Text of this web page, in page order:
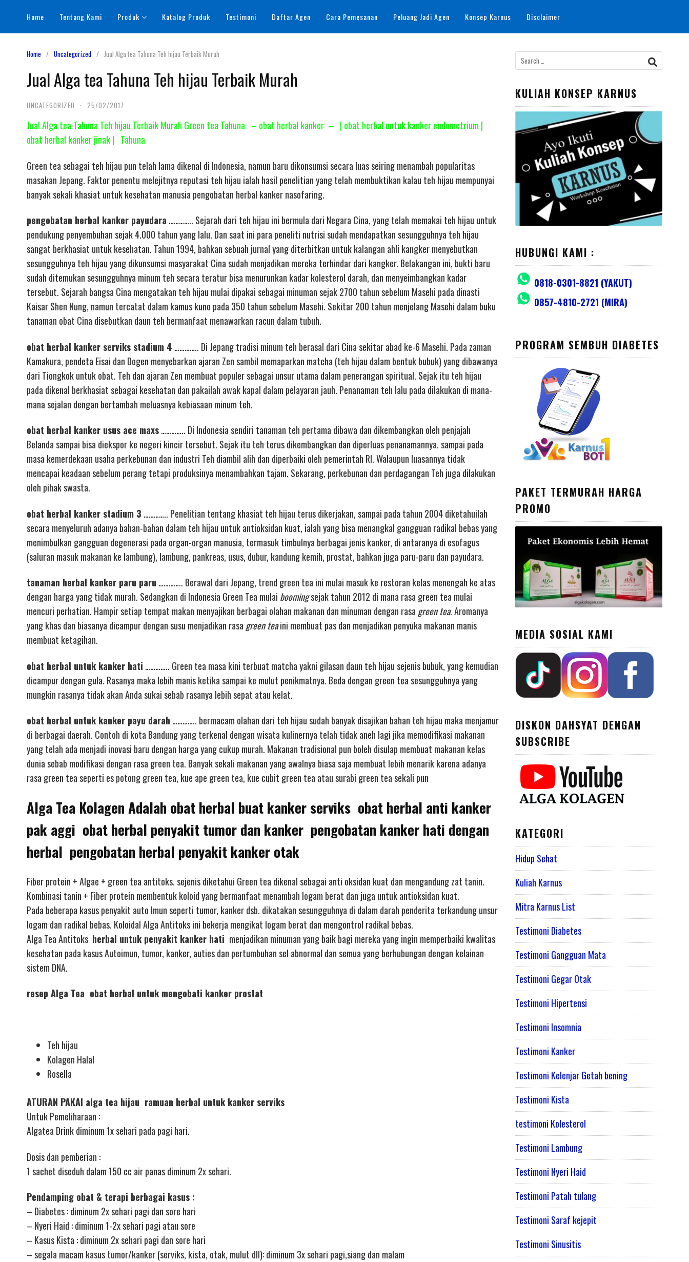
content
Home Tentang Kami Produk Katalog Produk Testimoni Daftar Agen Cara Pemesanan Peluang Jadi Agen Konsep Karnus Disclaimer
Home Uncategorized Jual Alga tea Tahuna Teh hijau Terbaik Murah
Jual Alga tea Tahuna Teh hijau Terbaik Murah
UNCATEGORIZED · 25/02/2017
Jual Alga tea Tahuna Teh hijau Terbaik Murah Green tea Tahuna – obat herbal kanker – | obat herbal untuk kanker endometrium |
obat herbal kanker jinak | Tahuna
Green tea sebagai teh hijau pun telah lama dikenal di Indonesia, namun baru dikonsumsi secara luas seiring menambah popularitas
masakan Jepang. Faktor penentu melejitnya reputasi teh hijau ialah hasil penelitian yang telah membuktikan kalau teh hijau mempunyai
banyak sekali khasiat untuk kesehatan manusia pengobatan herbal kanker nasofaring.
pengobatan herbal kanker payudara ………….. Sejarah dari teh hijau ini bermula dari Negara Cina, yang telah memakai teh hijau untuk
pendukung penyembuhan sejak 4.000 tahun yang lalu. Dan saat ini para peneliti nutrisi sudah mendapatkan sesungguhnya teh hijau
sangat berkhasiat untuk kesehatan. Tahun 1994, bahkan sebuah jurnal yang diterbitkan untuk kalangan ahli kangker menyebutkan
sesungguhnya teh hijau yang dikunsumsi masyarakat Cina sudah menjadikan mereka terhindar dari kangker. Belakangan ini, bukti baru
sudah ditemukan sesungguhnya minum teh secara teratur bisa menurunkan kadar kolesterol darah, dan menyeimbangkan kadar
tersebut. Sejarah bangsa Cina mengatakan teh hijau mulai dipakai sebagai minuman sejak 2700 tahun sebelum Masehi pada dinasti
Kaisar Shen Nung, namun tercatat dalam kamus kuno pada 350 tahun sebelum Masehi. Sekitar 200 tahun menjelang Masehi dalam buku
tanaman obat Cina disebutkan daun teh bermanfaat menawarkan racun dalam tubuh.
obat herbal kanker serviks stadium 4 ………….. Di Jepang tradisi minum teh berasal dari Cina sekitar abad ke-6 Masehi. Pada zaman
Kamakura, pendeta Eisai dan Dogen menyebarkan ajaran Zen sambil memaparkan matcha (teh hijau dalam bentuk bubuk) yang dibawanya
dari Tiongkok untuk obat. Teh dan ajaran Zen membuat populer sebagai unsur utama dalam penerangan spiritual. Sejak itu teh hijau
pada dikenal berkhasiat sebagai kesehatan dan pakailah awak kapal dalam pelayaran jauh. Penanaman teh lalu pada dilakukan di mana-
mana sejalan dengan bertambah meluasnya kebiasaan minum teh.
obat herbal kanker usus ace maxs………….. Di Indonesia sendiri tanaman teh pertama dibawa dan dikembangkan oleh penjajah
Belanda sampai bisa diekspor ke negeri kincir tersebut. Sejak itu teh terus dikembangkan dan diperluas penanamannya. sampai pada
masa kemerdekaan usaha perkebunan dan industri Teh diambil alih dan diperbaiki oleh pemerintah RI. Walaupun luasannya tidak
mencapai keadaan sebelum perang tetapi produksinya menambahkan tajam. Sekarang, perkebunan dan perdagangan Teh juga dilakukan
oleh pihak swasta.
obat herbal kanker stadium 3 ………….. Penelitian tentang khasiat teh hijau terus dikerjakan, sampai pada tahun 2004 diketahuilah
secara menyeluruh adanya bahan-bahan dalam teh hijau untuk antioksidan kuat, ialah yang bisa menangkal gangguan radikal bebas yang
menimbulkan gangguan degenerasi pada organ-organ manusia, termasuk timbulnya berbagai jenis kanker, di antaranya di esofagus
(saluran masuk makanan ke lambung), lambung, pankreas, usus, dubur, kandung kemih, prostat, bahkan juga paru-paru dan payudara.
tanaman herbal kanker paru paru ………….. Berawal dari Jepang, trend green tea ini mulai masuk ke restoran kelas menengah ke atas
dengan harga yang tidak murah. Sedangkan di Indonesia Green Tea mulai boomingsejak tahun 2012 di mana rasa green tea mulai
mencuri perhatian. Hampir setiap tempat makan menyajikan berbagai olahan makanan dan minuman dengan rasa green tea. Aromanya
yang khas dan biasanya dicampur dengan susu menjadikan rasa green teaini membuat pas dan menjadikan penyuka makanan manis
membuat ketagihan.
obat herbal untuk kanker hati ………….. Green tea masa kini terbuat matcha yakni gilasan daun teh hijau sejenis bubuk, yang kemudian
dicampur dengan gula. Rasanya maka lebih manis ketika sampai ke mulut penikmatnya. Beda dengan green tea sesungguhnya yang
mungkin rasanya tidak akan Anda sukai sebab rasanya lebih sepat atau kelat.
obat herbal untuk kanker payu darah ………….. bermacam olahan dari teh hijau sudah banyak disajikan bahan teh hijau maka menjamur
di berbagai daerah. Contoh di kota Bandung yang terkenal dengan wisata kulinernya telah tidak aneh lagi jika memodifikasi makanan
yang telah ada menjadi inovasi baru dengan harga yang cukup murah. Makanan tradisional pun boleh disulap membuat makanan kelas
dunia sebab modifikasi dengan rasa green tea. Banyak sekali makanan yang awalnya biasa saja membuat lebih menarik karena adanya
rasa green tea seperti es potong green tea, kue ape green tea, kue cubit green tea atau surabi green tea sekali pun
Alga Tea Kolagen Adalah obat herbal buat kanker serviks obat herbal anti kanker
pak aggi obat herbal penyakit tumor dan kanker pengobatan kanker hati dengan
herbal pengobatan herbal penyakit kanker otak
Fiber protein + Algae + green tea antitoks. sejenis diketahui Green tea dikenal sebagai anti oksidan kuat dan mengandung zat tanin.
Kombinasi tanin + Fiber protein membentuk koloid yang bermanfaat menambah logam berat dan juga untuk antioksidan kuat.
Pada beberapa kasus penyakit auto Imun seperti tumor, kanker dsb. dikatakan sesungguhnya di dalam darah penderita terkandung unsur
logam dan radikal bebas. Koloidal Alga Antitoks ini bekerja mengikat logam berat dan mengontrol radikal bebas.
Alga Tea Antitoks herbal untuk penyakit kanker hati menjadikan minuman yang baik bagi mereka yang ingin memperbaiki kwalitas
kesehatan pada kasus Autoimun, tumor, kanker, auties dan pertumbuhan sel abnormal dan semua yang berhubungan dengan kelainan
sistem DNA.
resep Alga Tea obat herbal untuk mengobati kanker prostat
Teh hijau
Kolagen Halal
Rosella
ATURAN PAKAI alga tea hijau ramuan herbal untuk kanker serviks
Untuk Pemeliharaan :
Algatea Drink diminum 1x sehari pada pagi hari.
Dosis dan pemberian :
1 sachet diseduh dalam 150 cc air panas diminum 2x sehari.
Pendamping obat & terapi berbagai kasus :
– Diabetes : diminum 2x sehari pagi dan sore hari
– Nyeri Haid : diminum 1-2x sehari pagi atau sore
– Kasus Kista : diminum 2x sehari pagi dan sore hari
– segala macam kasus tumor/kanker (serviks, kista, otak, mulut dll): diminum 3x sehari pagi,siang dan malam
Search
for:
KULIAH KONSEP KARNUS
HUBUNGI KAMI :
0818-0301-8821 (YAKUT)
0857-4810-2721 (MIRA)
PROGRAM SEMBUH DIABETES
PAKET TERMURAH HARGA
PROMO
MEDIA SOSIAL KAMI
DISKON DAHSYAT DENGAN
SUBSCRIBE
KATEGORI
Hidup Sehat
Kuliah Karnus
Mitra Karnus List
Testimoni Diabetes
Testimoni Gangguan Mata
Testimoni Gegar Otak
Testimoni Hipertensi
Testimoni Insomnia
Testimoni Kanker
Testimoni Kelenjar Getah bening
Testimoni Kista
testimoni Kolesterol
Testimoni Lambung
Testimoni Nyeri Haid
Testimoni Patah tulang
Testimoni Saraf kejepit
Testimoni Sinusitis